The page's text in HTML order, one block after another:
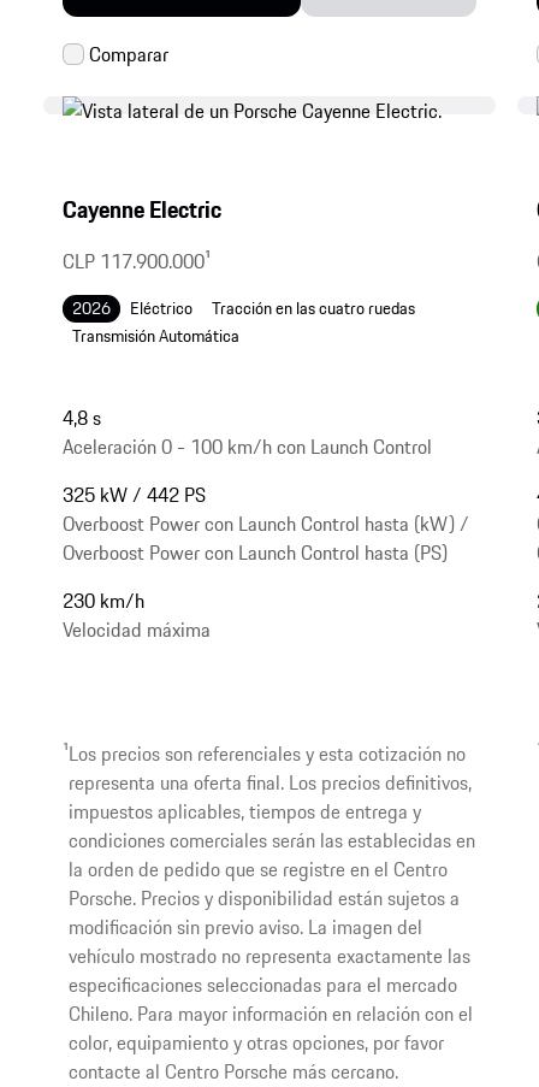
Cayenne Electric
CLP 117.900.0001
2026 Eléctrico
Tracción en las cuatro ruedas
Transmisión Automática
4,8 s
Aceleración 0 - 100 km/h con Launch Control
325 kW / 442 PS
Overboost Power con Launch Control hasta (kW) /
Overboost Power con Launch Control hasta (PS)
230 km/h
Velocidad máxima
1Los precios son referenciales y esta cotización no
representa una oferta final. Los precios definitivos,
impuestos aplicables, tiempos de entrega y
condiciones comerciales serán las establecidas en
la orden de pedido que se registre en el Centro
Porsche. Precios y disponibilidad están sujetos a
modificación sin previo aviso. La imagen del
vehículo mostrado no representa exactamente las
especificaciones seleccionadas para el mercado
Chileno. Para mayor información en relación con el
color, equipamiento y otras opciones, por favor
contacte al Centro Porsche más cercano.